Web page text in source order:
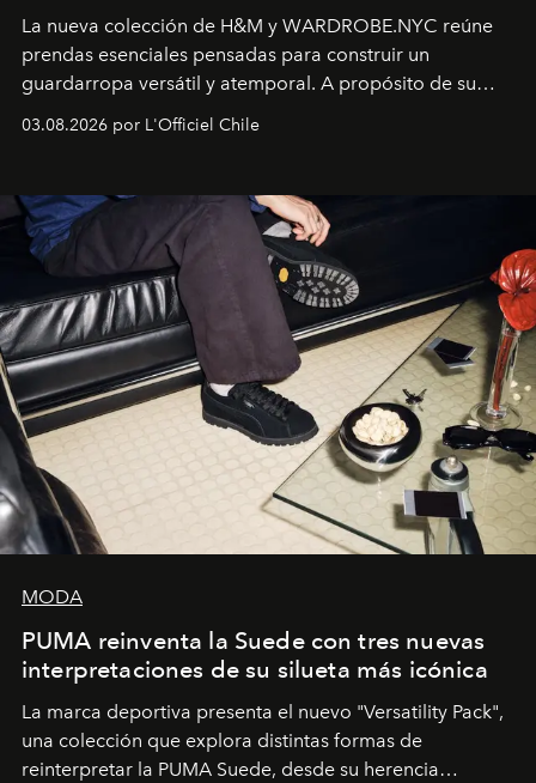
La nueva colección de H&M y WARDROBE.NYC reúne
prendas esenciales pensadas para construir un
guardarropa versátil y atemporal. A propósito de su
lanzamiento, los fundadores de la firma neoyorquina y
la asesora creativa y jefa de diseño global de la marca
y la filosofía detrás de la propuesta.
03.08.2026 por L'Officiel Chile
MODA
PUMA reinventa la Suede con tres nuevas
interpretaciones de su silueta más icónica
La marca deportiva presenta el nuevo "Versatility Pack",
una colección que explora distintas formas de
reinterpretar la PUMA Suede, desde su herencia